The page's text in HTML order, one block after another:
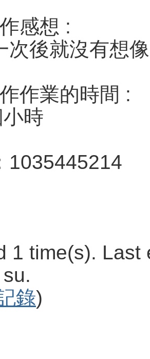
感想 :
次後就沒有想
作業的時間 :
時
1035445214
1 time(s). Last
錄)